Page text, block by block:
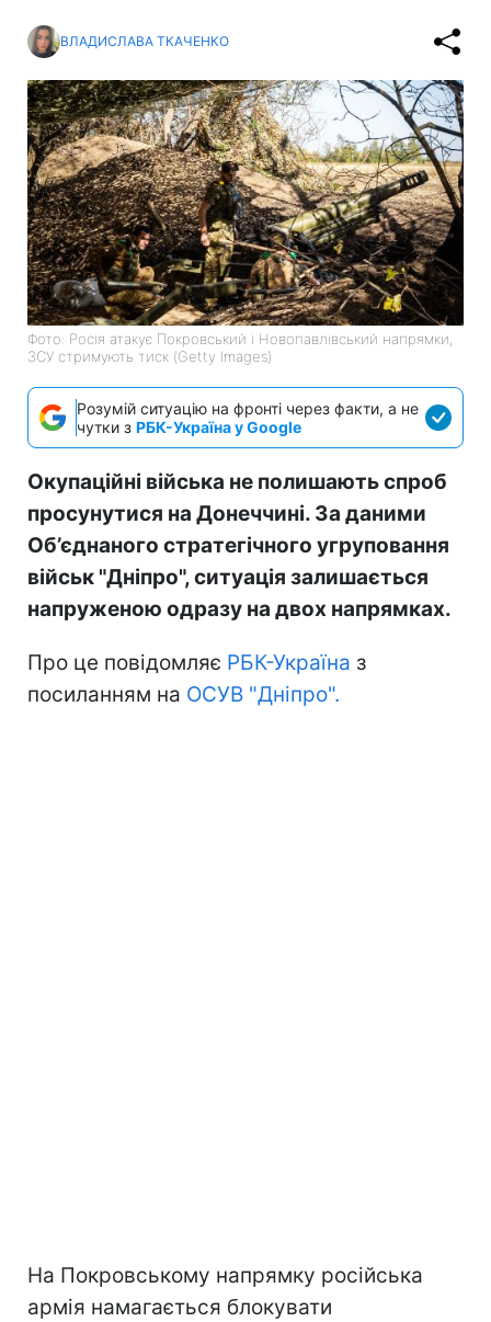
ВЛАДИСЛАВА ТКАЧЕНКО
Фото: Росія атакує Покровський і Новопавлівський напрямки,
ЗСУ стримують тиск (Getty Images)
Розумій ситуацію на фронті через факти, а не
чутки з РБК-Україна у Google
Окупаційні війська не полишають спроб
просунутися на Донеччині. За даними
Об’єднаного стратегічного угруповання
військ "Дніпро", ситуація залишається
напруженою одразу на двох напрямках.
Про це повідомляє РБК-Україна з
посиланням на ОСУВ "Дніпро".
На Покровському напрямку російська
армія намагається блокувати